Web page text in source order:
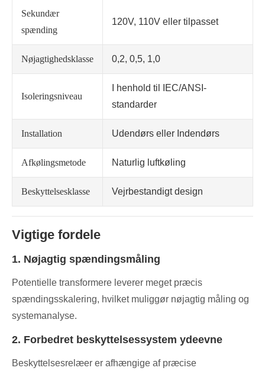
Sekundær
spænding
120V, 110V eller tilpasset
Nøjagtighedsklasse 0,2, 0,5, 1,0
Isoleringsniveau
I henhold til IEC/ANSI-
standarder
Installation Udendørs eller Indendørs
Afkølingsmetode Naturlig luftkøling
Beskyttelsesklasse Vejrbestandigt design
Vigtige fordele
1. Nøjagtig spændingsmåling
Potentielle transformere leverer meget præcis
spændingsskalering, hvilket muliggør nøjagtig måling og
systemanalyse.
2. Forbedret beskyttelsessystem ydeevne
Beskyttelsesrelæer er afhængige af præcise